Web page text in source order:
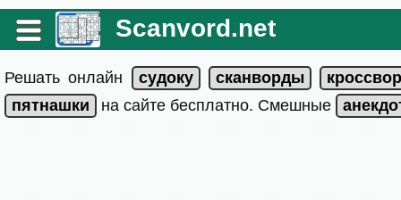
Scanvord.net
Решать онлайн
на сайте бесплатно. Смешные